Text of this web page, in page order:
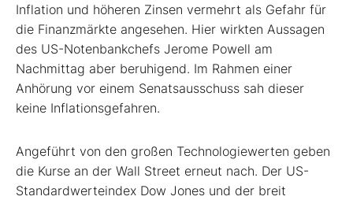
Inflation und höheren Zinsen vermehrt als Gefahr für
die Finanzmärkte angesehen. Hier wirkten Aussagen
des US-Notenbankchefs Jerome Powell am
Nachmittag aber beruhigend. Im Rahmen einer
Anhörung vor einem Senatsausschuss sah dieser
keine Inflationsgefahren.
Angeführt von den großen Technologiewerten geben
die Kurse an der Wall Street erneut nach. Der US-
Standardwerteindex Dow Jones und der breit